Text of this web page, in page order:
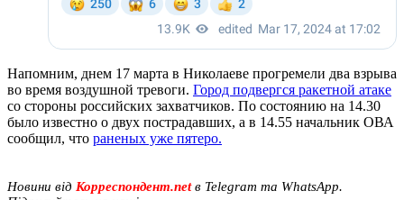
Напомним, днем 17 марта в Николаеве прогремели два взрыва
во время воздушной тревоги. Город подвергся ракетной атаке
со стороны российских захватчиков. По состоянию на 14.30
было известно о двух пострадавших, а в 14.55 начальник ОВА
сообщил, что раненых уже пятеро.
Новини від Корреспондент.netв Telegram та WhatsApp.